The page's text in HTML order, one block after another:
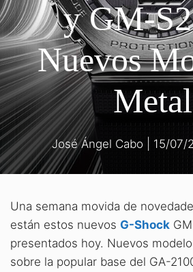
y GM-
Nuevos
Metal
José Ángel Cabo 15/07/
Una semana movida de
están estos nuevos G-Shock
presentados hoy. Nuevos
sobre la popular base del GA-